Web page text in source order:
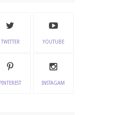
TWITTER YOUTUBE
PINTEREST INSTAGAM